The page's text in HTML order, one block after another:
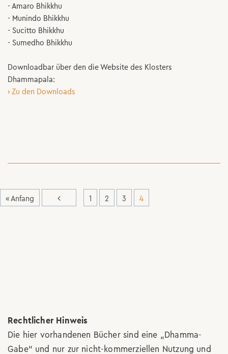
- Amaro Bhikkhu
- Munindo Bhikkhu
- Sucitto Bhikkhu
- Sumedho Bhikkhu
Downloadbar über den die Website des Klosters
Dhammapala:
› Zu den Downloads
« Anfang 1 2 3 4
Rechtlicher Hinweis
Die hier vorhandenen Bücher sind eine „Dhamma-
Gabe“ und nur zur nicht-kommerziellen Nutzung und